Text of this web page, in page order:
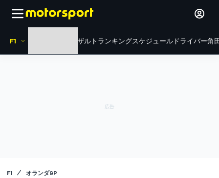
F1 リザルト ランキングスケジュール ドライバー角
F1 オランダGP